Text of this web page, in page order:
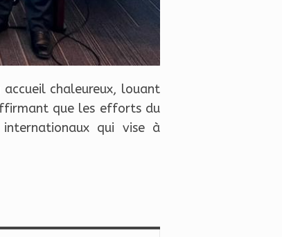
chaleureux, louant
que les efforts du
qui vise à